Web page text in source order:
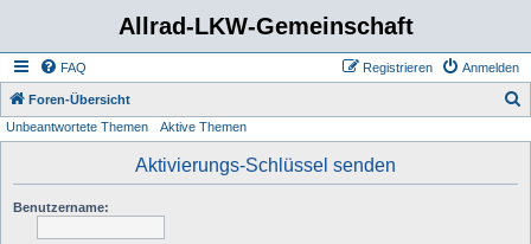
Allrad-LKW-Gemeinschaft
FAQ Anmelden
Registrieren
Foren-Übersicht
Unbeantwortete Themen Aktive Themen
Aktivierungs-Schlüssel senden
Benutzername: